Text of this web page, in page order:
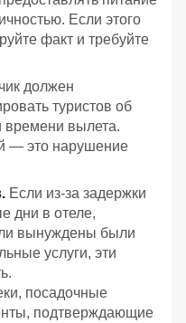
Если этого
факт и требуйте
должен
туристов об
времени вылета.
— это нарушение
Если из‑за задержки
дни в отеле,
вынуждены были
услуги, эти
посадочные
подтверждающие